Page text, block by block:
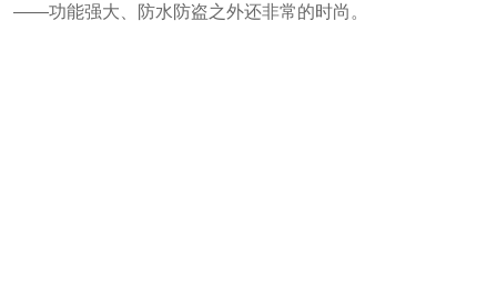
——功能强大、防水防盗之外还非常的时尚。